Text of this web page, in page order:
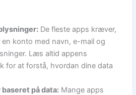
De fleste apps kræver,
konto med navn, e-mail og
Læs altid appens
for at forstå, hvordan dine data
på data: Mange apps